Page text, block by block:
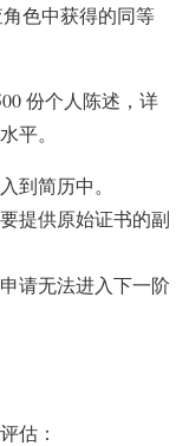
色中获得的同等
份个人陈述，详
平。
到简历中。
提供原始证书的副
请无法进入下一阶
估：